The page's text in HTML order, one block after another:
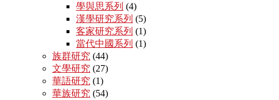
學與思系列 (4)
漢學研究系列 (5)
客家研究系列 (1)
當代中國系列 (1)
族群研究 (44)
文學研究 (27)
華語研究 (1)
華族研究 (54)